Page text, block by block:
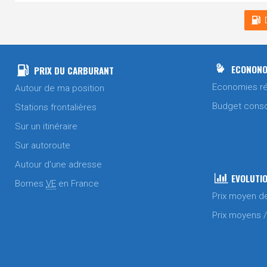
PRIX DU CARBURANT
Autour de ma position
Stations frontalières
Sur un itinéraire
Sur autoroute
Autour d'une adresse
Bornes VE en France
Economies
Budget
Prix moyen
Prix moyens